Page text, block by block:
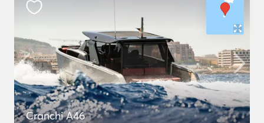
Cranchi A46